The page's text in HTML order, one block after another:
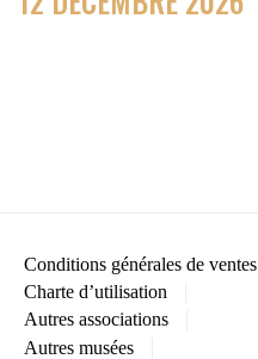
Conditions générales de ventes
Charte d’utilisation
Autres associations
Autres musées